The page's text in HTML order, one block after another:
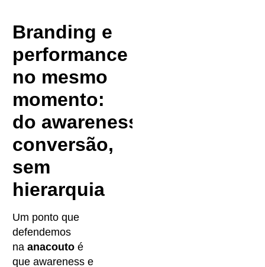
Branding e
performance
no mesmo
momento:
do awareness à
conversão,
sem
hierarquia
Um ponto que
defendemos
na anacouto é
que awareness e